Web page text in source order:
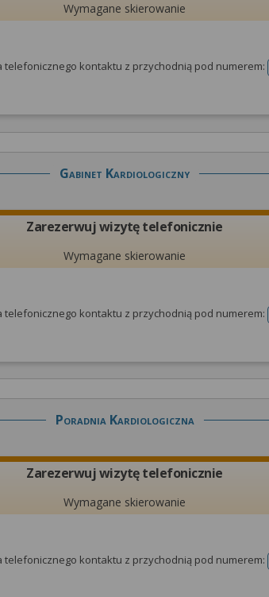
Wymagane skierowanie
telefonicznego kontaktu z przychodnią pod numerem:
Gabinet Kardiologiczny
Zarezerwuj wizytę telefonicznie
Wymagane skierowanie
telefonicznego kontaktu z przychodnią pod numerem:
Poradnia Kardiologiczna
Zarezerwuj wizytę telefonicznie
Wymagane skierowanie
telefonicznego kontaktu z przychodnią pod numerem: